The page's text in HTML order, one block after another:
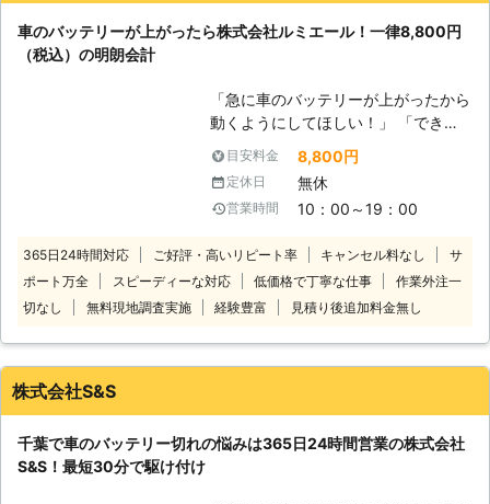
けることができるのです。 また最短
30分で対応できるので、バッテリー
らせることが可能です。お客様がすぐ
にでも運転ができる状況になるように
努めさせていただきますので、車のバ
ッテリーが上がった時はぜひ弊社をご
利用くださいませ。
りやすいです。エンジンが動かず困っ
（ジャンプスタート）をおこないま
す！ご相談から受け付けていますので
「これってバッテリー上がり？」とい
うときはご連絡ください。 ●対応地
域は出張費無料！6,000円から対応
神奈川・埼玉・山梨（一部）まで対応
しており、出張費無料です。 車のバ
ッテリー上がり対処は6,000円から対
応していますので「料金の目安がなく
点検や車内・外のクリーニングを承っ
車のバッテリーが上がったら株式会社ルミエール！一律8,800円
（税込）の明朗会計
「急に車のバッテリーが上がったから
動くようにしてほしい！」 「できる
だけ安く・早くジャンプスタートして
くれる業者を探している」 そんなと
きは株式会社ルミエールにお任せくだ
さい！ 車が動かないお客様のもとに
ジンがかかるようお手伝い！突然のバ
ッテリー上がりでお困りのところを解
決します。 国産乗用車の対応のみに
費無料の一律8,800円（税込）でお客
よ！近郊エリアで車のバッテリー上が
りにお困りのときにはご連絡くださ
目安料金 8,800円
定休日 無休
営業時間 10：00～19：00
365日24時間対応 ご好評・高いリピート率 キャンセル料なし
サ
ポート万全
スピーディーな対応 低価格で丁寧な仕事
作業外注一
切なし
無料現地調査実施 経験豊富 見積り後追加料金無し
株式会社S&S
千葉で車のバッテリー切れの悩みは365日24時間営業の株式会社
S&S！最短30分で駆け付け